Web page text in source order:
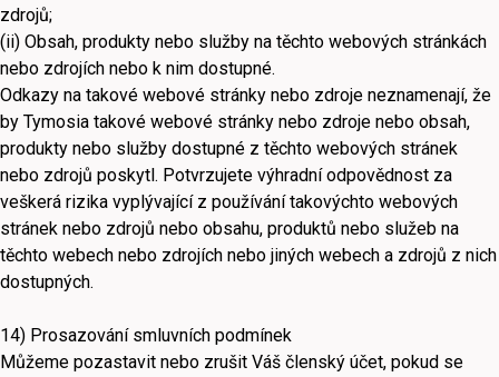
zdrojů;
(ii) Obsah, produkty nebo služby na těchto webových stránkách
nebo zdrojích nebo k nim dostupné.
Odkazy na takové webové stránky nebo zdroje neznamenají, že
by Tymosia takové webové stránky nebo zdroje nebo obsah,
produkty nebo služby dostupné z těchto webových stránek
nebo zdrojů poskytl. Potvrzujete výhradní odpovědnost za
veškerá rizika vyplývající z používání takovýchto webových
stránek nebo zdrojů nebo obsahu, produktů nebo služeb na
těchto webech nebo zdrojích nebo jiných webech a zdrojů z nich
dostupných.
14) Prosazování smluvních podmínek
Můžeme pozastavit nebo zrušit Váš členský účet, pokud se